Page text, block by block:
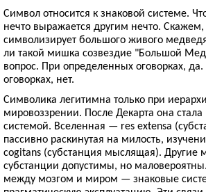
Символ относится к знаковой системе.
нечто выражается другим нечто.
символизирует большого живого
ли такой мишка созвездие "Большой
вопрос. При определенных оговорках,
оговорках, нет.
Символика легитимна только при
мировоззрении. После Декарта она стала
системой. Вселенная — res extensa
пассивно раскинутая на милость,
cogitans (субстанция мыслящая). Другие
субстанции допустимы, но
между мозгом и миром — знаковые